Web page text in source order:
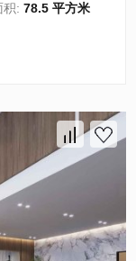
积:78.5 平方米